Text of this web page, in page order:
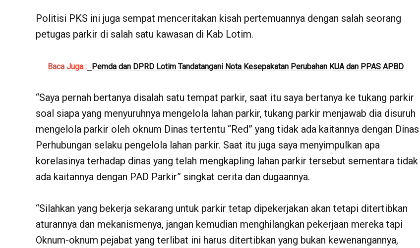
Politisi PKS ini juga sempat menceritakan kisah pertemuannya dengan salah seorang
petugas parkir di salah satu kawasan di Kab Lotim.
Baca Juga : Pemda dan DPRD Lotim Tandatangani Nota Kesepakatan Perubahan KUA dan PPAS APBD
“Saya pernah bertanya disalah satu tempat parkir, saat itu saya bertanya ke tukang parkir
soal siapa yang menyuruhnya mengelola lahan parkir, tukang parkir menjawab dia disuruh
mengelola parkir oleh oknum Dinas tertentu “Red” yang tidak ada kaitannya dengan Dinas
Perhubungan selaku pengelola lahan parkir. Saat itu juga saya menyimpulkan apa
korelasinya terhadap dinas yang telah mengkapling lahan parkir tersebut sementara tidak
ada kaitannya dengan PAD Parkir” singkat cerita dan dugaannya.
“Silahkan yang bekerja sekarang untuk parkir tetap dipekerjakan akan tetapi ditertibkan
aturannya dan mekanismenya, jangan kemudian menghilangkan pekerjaan mereka tapi
Oknum-oknum pejabat yang terlibat ini harus ditertibkan yang bukan kewenangannya,